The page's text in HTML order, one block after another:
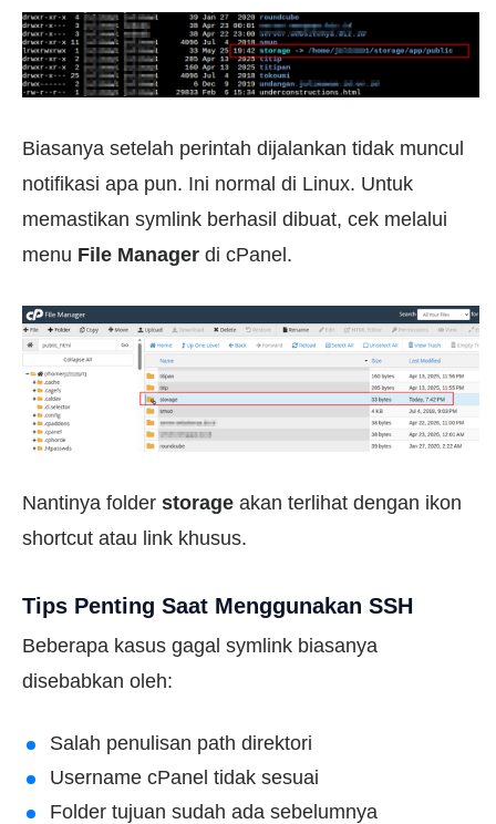
Biasanya setelah perintah dijalankan tidak muncul
notifikasi apa pun. Ini normal di Linux. Untuk
memastikan symlink berhasil dibuat, cek melalui
menu File Manager di cPanel.
Nantinya folder storage akan terlihat dengan ikon
shortcut atau link khusus.
Tips Penting Saat Menggunakan SSH
Beberapa kasus gagal symlink biasanya
disebabkan oleh:
Salah penulisan path direktori
Username cPanel tidak sesuai
Folder tujuan sudah ada sebelumnya